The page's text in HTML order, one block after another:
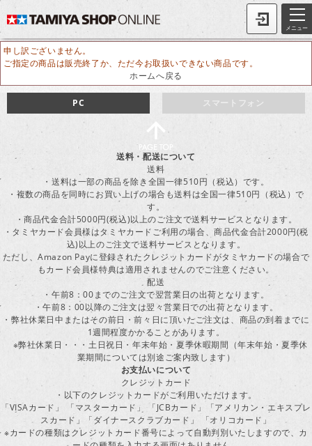
メニュー
申し訳ございません。
ご指定の商品は販売終了か、ただ今お取扱いできない商品です。
ホームへ戻る
スマートフォン
PC
送料・配送について
送料
・送料は一部の商品を除き全国一律510円（税込）です。
・複数の商品を同時にお買い上げの場合も送料は全国一律510円（税込）で
す。
・商品代金合計5000円(税込)以上のご注文で送料サービスとなります。
・タミヤカード会員様はタミヤカードご利用の場合、商品代金合計2000円(税
込)以上のご注文で送料サービスとなります。
ただし、Amazon Payに登録されたクレジットカードがタミヤカードの場合で
もカード会員様特典は適用されませんのでご注意ください。
配送
・午前8：00までのご注文で翌営業日の出荷となります。
・午前8：00以降のご注文は翌々営業日での出荷となります。
・弊社休業日中またはその前日・前々日に頂いたご注文は、商品の到着までに
1週間程度かかることがあります。
※弊社休業日・・・土日祝日・年末年始・夏季休暇期間（年末年始・夏季休
業期間については別途ご案内致します）
お支払いについて
クレジットカード
・以下のクレジットカードがご利用いただけます。
「VISAカード」 「マスターカード」 「JCBカード」「アメリカン・エキスプレ
スカード」「ダイナースクラブカード」 「オリコカード」
※カードの種類はクレジットカード番号によって自動判別いたしますので、カ